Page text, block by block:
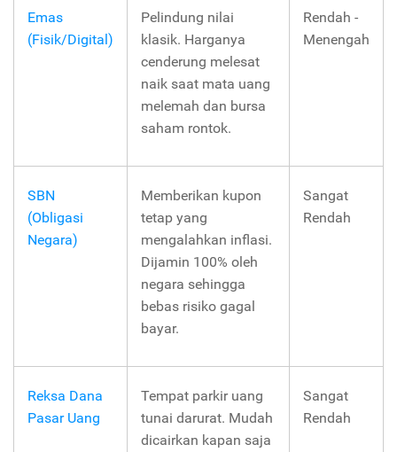
Emas
(Fisik/Digital)
Pelindung nilai
klasik. Harganya
cenderung melesat
naik saat mata uang
melemah dan bursa
saham rontok.
Rendah -
Menengah
SBN
(Obligasi
Negara)
Memberikan kupon
tetap yang
mengalahkan inflasi.
Dijamin 100% oleh
negara sehingga
bebas risiko gagal
bayar.
Sangat
Rendah
Reksa Dana
Pasar Uang
Tempat parkir uang
tunai darurat. Mudah
dicairkan kapan saja
Sangat
Rendah